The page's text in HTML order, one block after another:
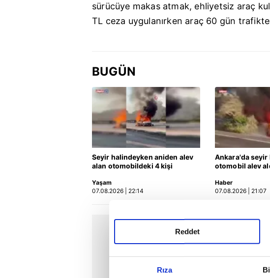
Rıza
Reddet
sürücüye makas atmak, ehliyetsiz araç
TL ceza uygulanırken araç 60 gün
BUGÜN
Seyir halindeyken aniden alev
alan otomobildeki 4 kişi
Yaşam
07.08.2026 | 22:14
Ankara'da seyir
otomobil alev
Haber
07.08.2026 | 21:07